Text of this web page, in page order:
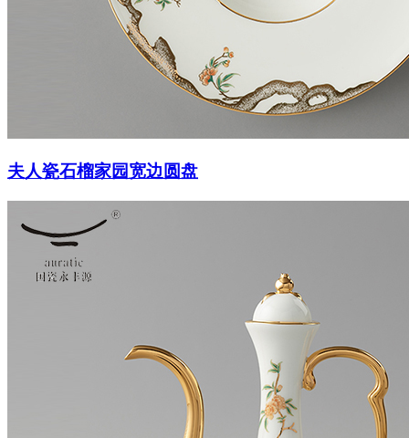
夫人瓷石榴家园宽边圆盘